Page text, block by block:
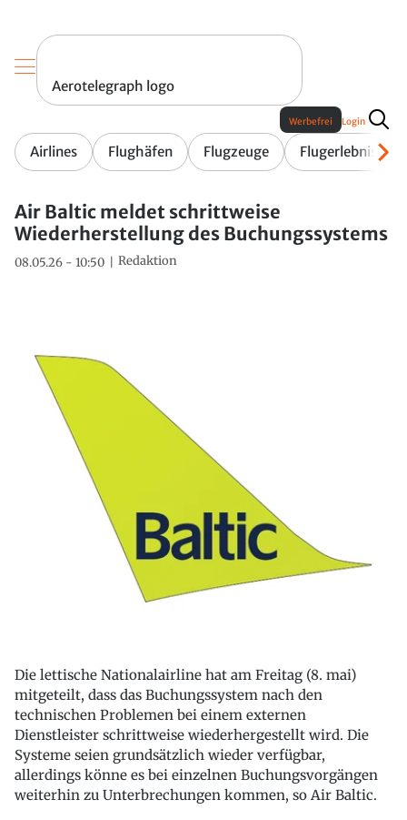
Aerotelegraph logo
Airlines Flughäfen Flugzeuge Flugerlebnis
Werbefrei Login
Air Baltic meldet schrittweise
Wiederherstellung des Buchungssystems
08.05.26 - 10:50 Redaktion
Die lettische Nationalairline hat am Freitag (8. mai)
mitgeteilt, dass das Buchungssystem nach den
technischen Problemen bei einem externen
Dienstleister schrittweise wiederhergestellt wird. Die
Systeme seien grundsätzlich wieder verfügbar,
allerdings könne es bei einzelnen Buchungsvorgängen
weiterhin zu Unterbrechungen kommen, so Air Baltic.